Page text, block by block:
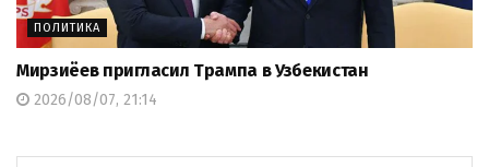
ПОЛИТИКА
Мирзиёев пригласил Трампа в Узбекистан
2026/08/07, 21:14